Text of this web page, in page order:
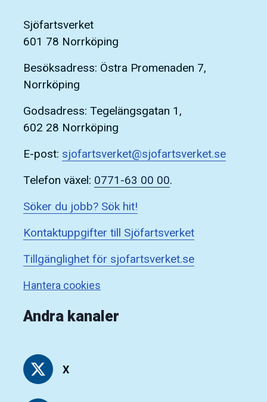
Sjöfartsverket
601 78 Norrköping
Besöksadress: Östra Promenaden 7,
Norrköping
Godsadress: Tegelängsgatan 1,
602 28 Norrköping
E-post: sjofartsverket@sjofartsverket.se
Telefon växel: 0771-63 00 00.
Söker du jobb? Sök hit!
Kontaktuppgifter till Sjöfartsverket
Tillgänglighet för sjofartsverket.se
Hantera cookies
Andra kanaler
X